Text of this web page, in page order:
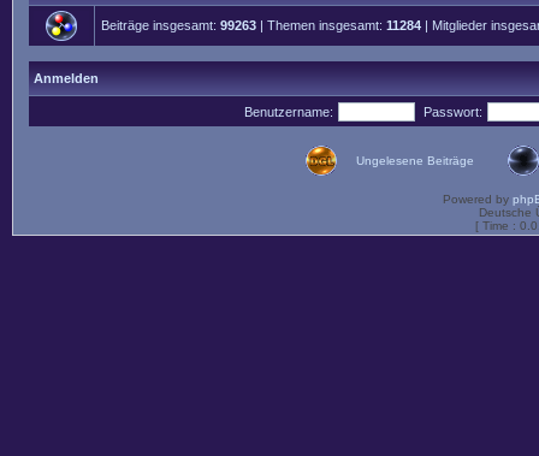
Beiträge insgesamt: 99263 | Themen insgesamt: 11284 | Mitglieder
Anmelden
Benutzername: Passwort:
Ungelesene Beiträge
Powered by
Deutsche
[ Time :